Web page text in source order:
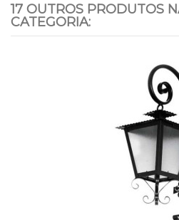
17 OUTROS PRODUTOS
CATEGORIA: